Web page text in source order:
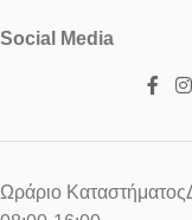
Social Media
Ωράριο